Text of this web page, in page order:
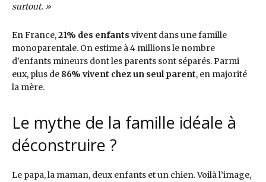
surtout. »
En France,21% des enfants vivent dans une famille
monoparentale. On estime à 4 millions le nombre
d’enfants mineurs dont les parents sont séparés. Parmi
eux, plus de 86% vivent chez un seul parent, en majorité
la mère.
Le mythe de la famille idéale à
déconstruire ?
Le papa, la maman, deux enfants et un chien. Voilà l’image,